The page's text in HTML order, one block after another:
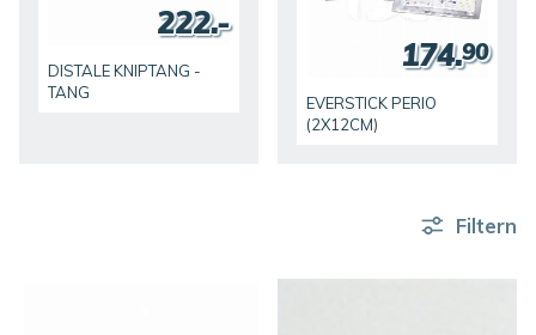
DISTALE KNIPTANG -
TANG
222.-
EVERSTICK PERIO
(2X12CM)
174.90
Filtern